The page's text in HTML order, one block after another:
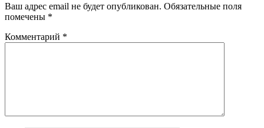
Ваш адрес email не будет опубликован. Обязательные поля
помечены *
Комментарий *